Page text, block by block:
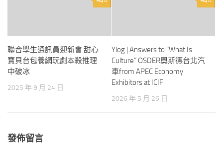
聯合學生通訊員迎新會 甜心
寶貝台包養網玩劇本殺推理
中破冰
2025 年 9 月 24 日
Ylog | Answers to “What Is
Culture” OSDER奧斯德台北汽
車from APEC Economy
Exhibitors at ICIF
2026 年 5 月 26 日
發佈留言